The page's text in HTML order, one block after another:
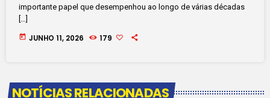
importante papel que desempenhou ao longo de várias décadas
[…]
today JUNHO 11, 2026 179
NOTÍCIAS RELACIONADAS